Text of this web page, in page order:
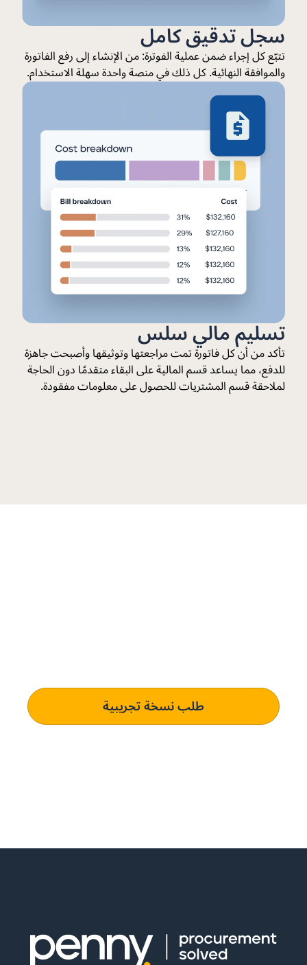
سجل تدقيق كامل
تتبّع كل إجراء ضمن عملية الفوترة: من الإنشاء إلى رفع الفاتورة
والموافقة النهائية. كل ذلك في منصة واحدة سهلة الاستخدام.
تسليم مالي سلس
تأكد من أن كل فاتورة تمت مراجعتها وتوثيقها وأصبحت جاهزة
للدفع، مما يساعد قسم المالية على البقاء متقدمًا دون الحاجة
لملاحقة قسم المشتريات للحصول على معلومات مفقودة.
طلب نسخة تجريبية